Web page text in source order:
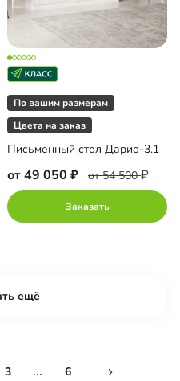
По вашим размерам
Цвета на заказ
Письменный стол Дарио-3.1
от 49 050 от 54 500
Заказать
ещё
3 ... 6